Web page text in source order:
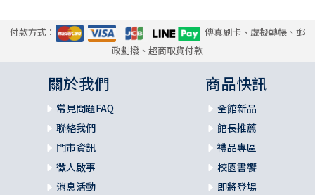
我依然站著，一動也不動。這怎麼可能？他們怎麼會死，這
種事怎麼會發生在我們身上，發生在我身上？但是，滕納丹
告訴我們。這一切都來得太突然，給人打擊太大，太不公平
了。我只想逃跑，隨便去哪都行，最好是一個什麼都沒發生
的平行世界。我想像著爸爸和妹妹們從房子前門進來，妹妹
們蹦蹦跳跳的，爸爸則緊緊抱著我，跟我說滕納丹和滕納卡
是在騙人。可我無法逃跑，沒地方可去，只能傻傻地站在廚
所能做的，只是默默地否認自己聽到的話。
付款方式：
傳真刷卡、虛擬轉帳、郵
政劃撥、超商取貨付款
關於我們
常見問題FAQ
聯絡我們
門市資訊
徵人啟事
消息活動
商品快訊
全館新品
館長推薦
禮品專區
校園書饗
即將登場